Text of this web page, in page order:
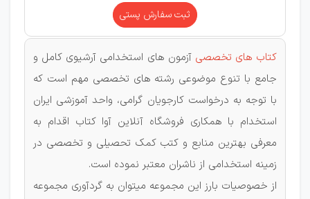
ثبت سفارش پستی
کتاب های تخصصی آزمون های استخدامی آرشیوی کامل و
جامع با تنوع موضوعی رشته های تخصصی مهم است که
با توجه به درخواست کارجویان گرامی، واحد آموزشی ایران
استخدام با همکاری فروشگاه آنلاین آوا کتاب اقدام به
معرفی بهترین منابع و کتب کمک تحصیلی و تخصصی در
زمینه استخدامی از ناشران معتبر نموده است.
از خصوصیات بارز این مجموعه میتوان به گردآوری مجموعه